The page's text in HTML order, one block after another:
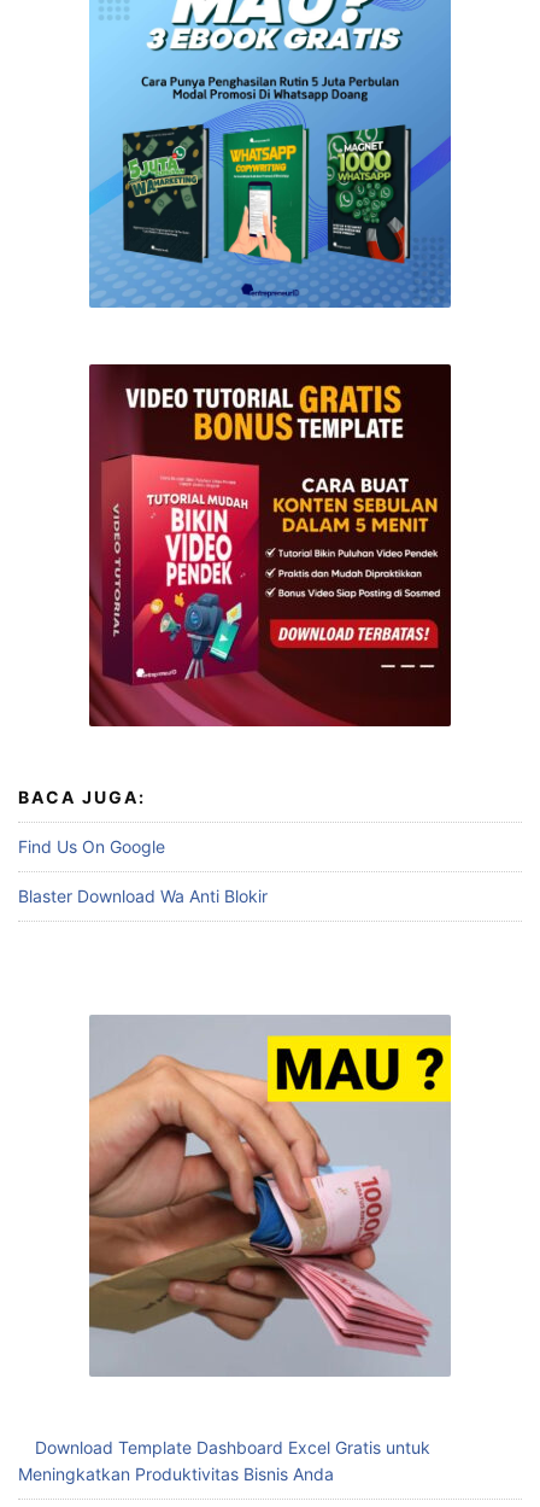
BACA JUGA:
Find Us On Google
Blaster Download Wa Anti Blokir
Download Template Dashboard Excel Gratis untuk
Meningkatkan Produktivitas Bisnis Anda